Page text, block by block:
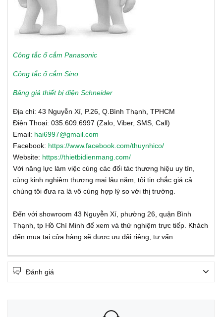
Công tắc ổ cắm Panasonic
Công tắc ổ cắm Sino
Bảng giá thiết bị điện Schneider
Địa chỉ: 43 Nguyễn Xí, P.26, Q.Bình Thạnh, TPHCM
Điện Thoại: 035.609.6997 (Zalo, Viber, SMS, Call)
Email: hai6997@gmail.com
Facebook: https://www.facebook.com/thuynhico/
Website: https://thietbidienmang.com/
Với năng lực làm việc cùng các đối tác thương hiệu uy tín,
cùng kinh nghiệm thương mại lâu năm, tôi tin chắc giá cả
chúng tôi đưa ra là vô cùng hợp lý so với thị trường.
Đến với showroom 43 Nguyễn Xí, phường 26, quận Bình
Thạnh, tp Hồ Chí Minh để xem và thử nghiệm trực tiếp. Khách
đến mua tại cửa hàng sẽ được ưu đãi riêng, tư vấn
Đánh giá